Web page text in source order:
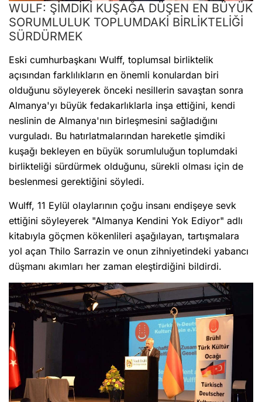
WULF: ŞİMDİKİ KUŞAĞA DÜŞEN EN BÜYÜK
SORUMLULUK TOPLUMDAKİ BİRLİKTELİĞİ
SÜRDÜRMEK
Eski cumhurbaşkanı Wulff, toplumsal birliktelik
açısından farklılıkların en önemli konulardan biri
olduğunu söyleyerek önceki nesillerin savaştan sonra
Almanya'yı büyük fedakarlıklarla inşa ettiğini, kendi
neslinin de Almanya'nın birleşmesini sağladığını
vurguladı. Bu hatırlatmalarından hareketle şimdiki
kuşağı bekleyen en büyük sorumluluğun toplumdaki
birlikteliği sürdürmek olduğunu, sürekli olması için de
beslenmesi gerektiğini söyledi.
Wulff, 11 Eylül olaylarının çoğu insanı endişeye sevk
ettiğini söyleyerek "Almanya Kendini Yok Ediyor" adlı
kitabıyla göçmen kökenlileri aşağılayan, tartışmalara
yol açan Thilo Sarrazin ve onun zihniyetindeki yabancı
düşmanı akımları her zaman eleştirdiğini bildirdi.